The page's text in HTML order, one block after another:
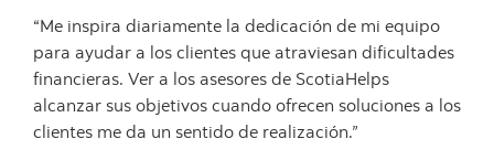
“Me inspira diariamente la dedicación de mi equipo
para ayudar a los clientes que atraviesan dificultades
financieras. Ver a los asesores de ScotiaHelps
alcanzar sus objetivos cuando ofrecen soluciones a los
clientes me da un sentido de realización.”